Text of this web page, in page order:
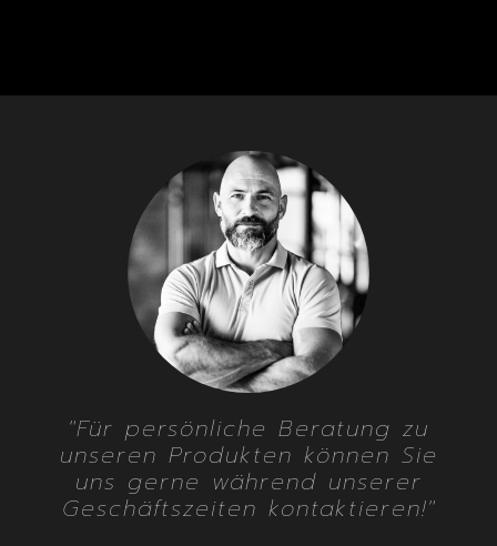
"Für persönliche Beratung zu
unseren Produkten können Sie
uns gerne während unserer
Geschäftszeiten kontaktieren!"